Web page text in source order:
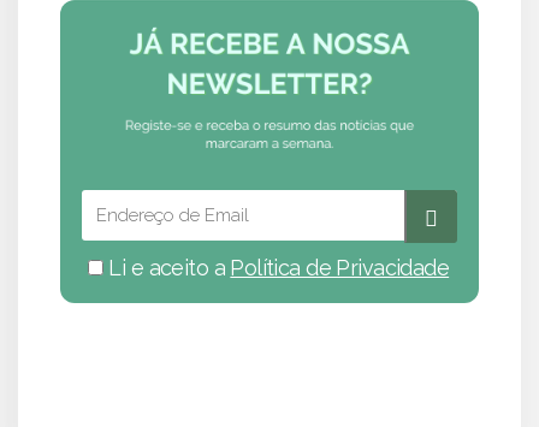
Li e aceito a Política de Privacidade